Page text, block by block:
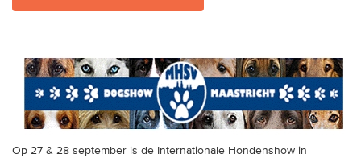
Inlog Mijn RvB account
Inlog leden / officials
Op 27 & 28 september is de Internationale Hondenshow in